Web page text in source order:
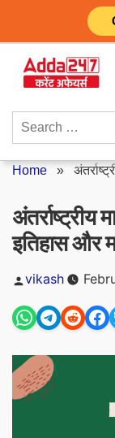
content
Search
Home »
इतिहास और
Posted
vikash